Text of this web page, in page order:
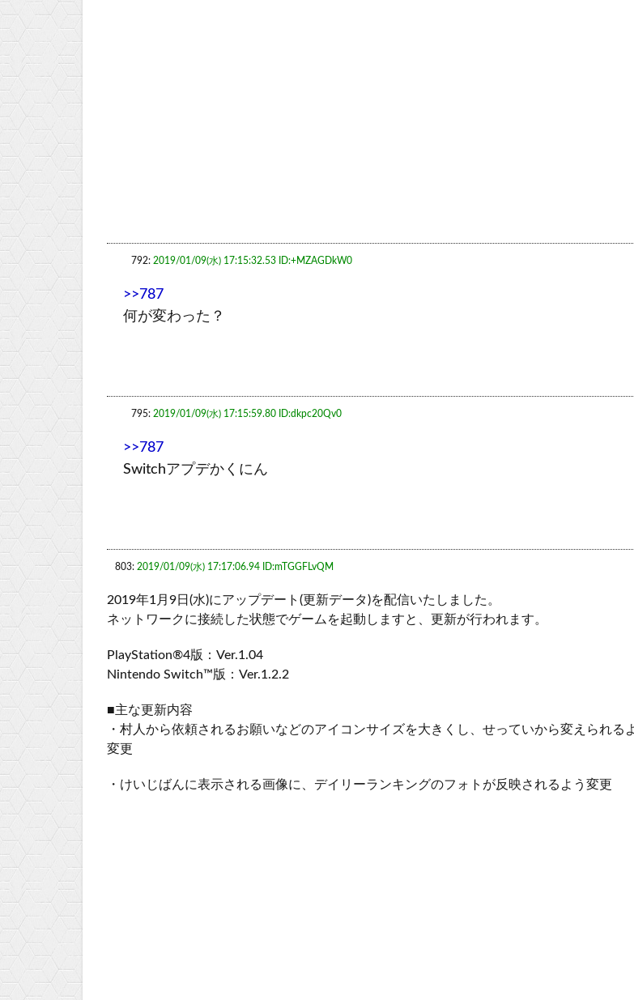
792: 2019/01/09(水) 17:15:32.53 ID:+MZAGDkW0
>>787
何が変わった？
795: 2019/01/09(水) 17:15:59.80 ID:dkpc20Qv0
>>787
Switchアプデかくにん
803: 2019/01/09(水) 17:17:06.94 ID:mTGGFLvQM
2019年1月9日(水)にアップデート(更新データ)を配信いたしました。
ネットワークに接続した状態でゲームを起動しますと、更新が行われます。
PlayStation®4版：Ver.1.04
Nintendo Switch™版：Ver.1.2.2
■主な更新内容
・村人から依頼されるお願いなどのアイコンサイズを大きくし、せっていから変えられる
変更
・けいじばんに表示される画像に、デイリーランキングのフォトが反映されるよう変更